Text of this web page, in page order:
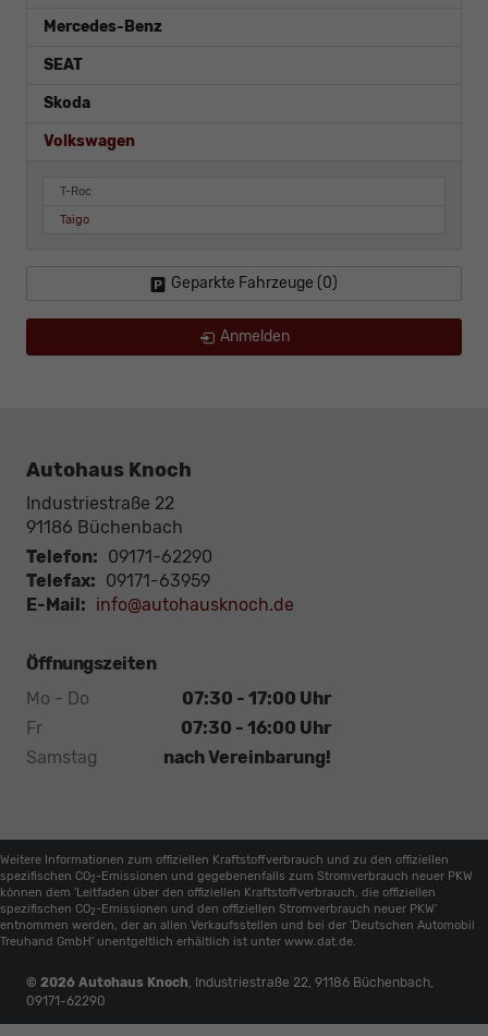
Mercedes-Benz
SEAT
Skoda
Volkswagen
T-Roc
Taigo
Geparkte Fahrzeuge (0)
Anmelden
Autohaus Knoch
Industriestraße 22
91186 Büchenbach
Telefon: 09171-62290
Telefax: 09171-63959
E-Mail: info@autohausknoch.de
Öffnungszeiten
Mo - Do
07:30 - 17:00 Uhr
Fr
07:30 - 16:00 Uhr
Samstag
nach Vereinbarung!
Weitere Informationen zum offiziellen Kraftstoffverbrauch und zu den offiziellen
spezifischen CO2 -Emissionen und gegebenenfalls zum Stromverbrauch neuer PKW
können dem 'Leitfaden über den offiziellen Kraftstoffverbrauch, die offiziellen
spezifischen CO2 -Emissionen und den offiziellen Stromverbrauch neuer PKW'
entnommen werden, der an allen Verkaufsstellen und bei der 'Deutschen Automobil
Treuhand GmbH' unentgeltlich erhältlich ist unter www.dat.de.
© 2026 Autohaus Knoch, Industriestraße 22, 91186 Büchenbach,
09171-62290